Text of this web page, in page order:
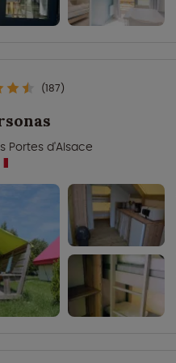
(187)
Portes d'Alsace